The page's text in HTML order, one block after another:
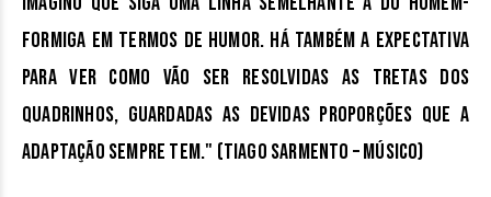
Formiga em termos de humor. Há também a expectativa
para ver como vão ser resolvidas as tretas dos
quadrinhos, guardadas as devidas proporções que a
adaptação sempre tem." (Tiago Sarmento – Músico)